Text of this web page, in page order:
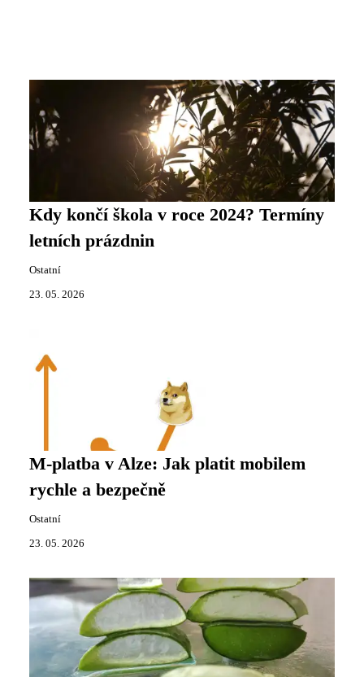
Kdy končí škola v roce 2024? Termíny
letních prázdnin
Ostatní
23. 05. 2026
M-platba v Alze: Jak platit mobilem
rychle a bezpečně
Ostatní
23. 05. 2026